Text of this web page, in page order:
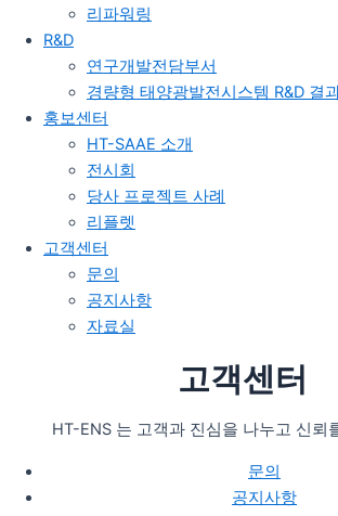
리파워링
R&D
연구개발전담부서
경량형 태양광발전시스템 R&D 결
홍보센터
HT-SAAE 소개
전시회
당사 프로젝트 사례
리플렛
고객센터
문의
공지사항
자료실
고객센터
HT-ENS 는 고객과 진심을 나누고 신뢰
문의
공지사항